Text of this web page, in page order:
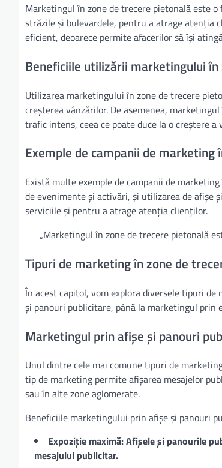
Marketingul în zone de trecere pietonală este
străzile și bulevardele, pentru a atrage atenția
eficient, deoarece permite afacerilor să își
Beneficiile utilizării marketingului
Utilizarea marketingului în zone de trecere
creșterea vânzărilor. De asemenea,
trafic intens, ceea ce poate duce la o creștere
Exemple de campanii de
Există multe exemple de campanii de
de evenimente și activări, și utilizarea de afișe
serviciile și pentru a atrage atenția clienților.
„Marketingul în zone de trecere pietonală
Tipuri de marketing în zone de
În acest capitol, vom explora diversele tipuri
și panouri publicitare, până la marketingul
Marketingul prin afișe și panouri
Unul dintre cele mai comune tipuri de
tip de marketing permite afișarea mesajelor
sau în alte zone aglomerate.
Beneficiile marketingului prin afișe și panouri
Expoziție maximă: Afișele și panourile
mesajului publicitar.